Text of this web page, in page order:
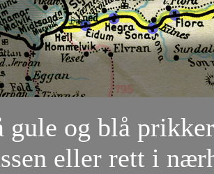
og blå
eller rett i